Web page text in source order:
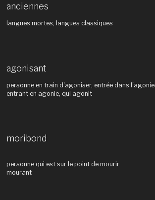
anciennes
langues mortes, langues classiques
agonisant
personne en train d'agoniser, entrée dans l'agonie
entrant en agonie, qui agonit
moribond
personne qui est sur le point de mourir
mourant